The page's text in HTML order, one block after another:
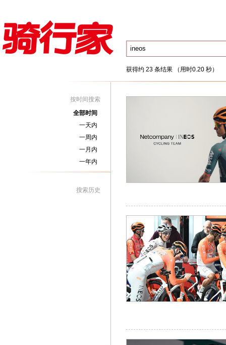
获得约 23 条结果 （用时0.20 秒）
按时间搜索
全部时间
一天内
一周内
一月内
一年内
搜索历史